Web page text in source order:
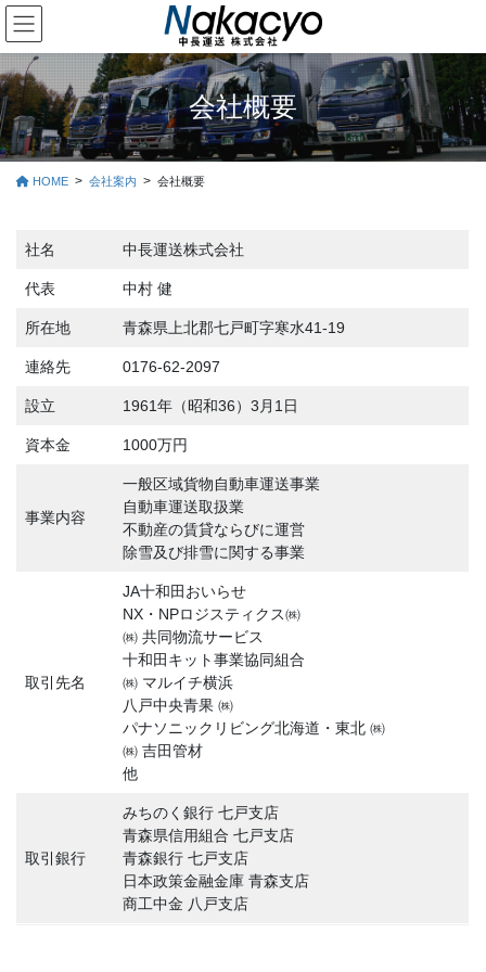
コ
ン
テ
ン
ツ
に
移
ナ
ビ
ゲ
ー
シ
ョ
ン
会社概要
HOME 会社案内 会社概要
社名 中長運送株式会社
代表 中村 健
所在地 青森県上北郡七戸町字寒水41-19
連絡先 0176-62-2097
設立 1961年（昭和36）3月1日
資本金 1000万円
事業内容
一般区域貨物自動車運送事業
自動車運送取扱業
不動産の賃貸ならびに運営
除雪及び排雪に関する事業
取引先名
JA十和田おいらせ
NX・NPロジスティクス㈱
㈱ 共同物流サービス
十和田キット事業協同組合
㈱ マルイチ横浜
八戸中央青果 ㈱
パナソニックリビング北海道・東北 ㈱
㈱ 吉田管材
他
取引銀行
みちのく銀行 七戸支店
青森県信用組合 七戸支店
青森銀行 七戸支店
日本政策金融金庫 青森支店
商工中金 八戸支店